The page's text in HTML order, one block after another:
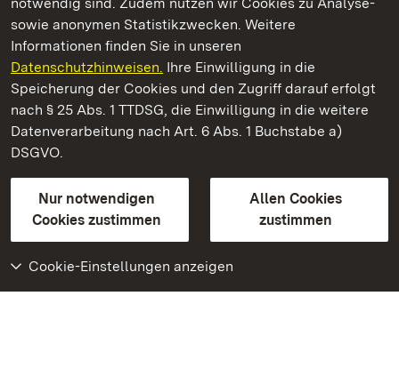
sowie anonymen Statistikzwecken. Weitere
Informationen finden Sie in unseren
Datenschutzhinweisen. Ihre Einwilligung in die
Speicherung der Cookies und den Zugriff darauf erfolgt
nach § 25 Abs. 1 TTDSG, die Einwilligung in die weitere
Datenverarbeitung nach Art. 6 Abs. 1 Buchstabe a)
DSGVO.
Nur notwendigen
Cookies zustimmen
Allen Cookies
zustimmen
Cookie-Einstellungen anzeigen
Staatliche Schlösser und Gärten Baden‑Württemberg
Staatliche Schlösser und Gärten Baden-Württemberg
Kontakt
GebärdenspracheLeichte Sprache
Erklärung zur Barrierefreiheit
BITV-konform (geprüfte Seiten)
Weiteres